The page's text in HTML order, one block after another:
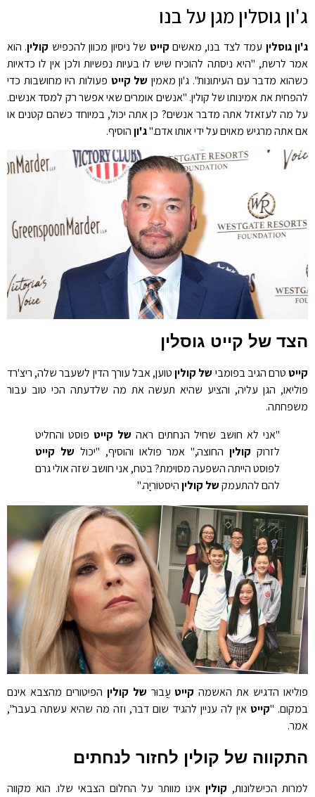
ג'ון גוסלין מגן על בנו
ג'ון גוסלין עמד לצד בנו, מאשים קייט של ניסיון מכוון להכפיש קולין. הוא
אמר לרשת, "היא ניסתה להוכיח שיש לו בעיות נפשיות ולכן אין לו כדאיות
כשהוא מדבר עם העיתונות". ג'ון מאמין של קייט פעולות היו מחושבות כדי
להפחית את אמינותו של קולין. "אנשים אומרים שאי אפשר רק למסד אנשים.
על מה לעזאזל אתה מדבר אנשים? כן אתה יכול, במיוחד כשהם קטנים או
אם אתה מרגיש מאוים על ידי אותו אדם."ג'וןהוסיף.
הצד של קייט גוסלין
קייט טרם הגיב בפומבי של קוליןטוען, אבל עורך הדין לשעבר שלה, ריצ'רד
פוליאו, הגן עליה, והציע שהיא תעשה את מה שלדעתה הכי טוב עבור
משפחתה.
"אני לא חושב שחיל הנחתים ראה של קייט פוסט והחליט
לזרוק קוליןהחוצה," אמר פולאו והוסיף, "יכול של קייט
לפוסט הייתה השפעה מסוימת? בטח, אני חושב שזה אולי גרם
להם להתעמקשל קוליןהִיסטוֹרִיָה."
פוליאו הדגיש את האשמה קייט עֲבוּר של קולין הפיטורים מהצבא אינם
במקום. "קייט אין לה עניין להגיד שום דבר, וזה מה שהיא עשתה בעבר",
אמר.
התקווה של קולין לחזור לנחתים
למרות הכישלונות, קולין אינו מוותר על החלום הצבאי שלו. הוא מקווה